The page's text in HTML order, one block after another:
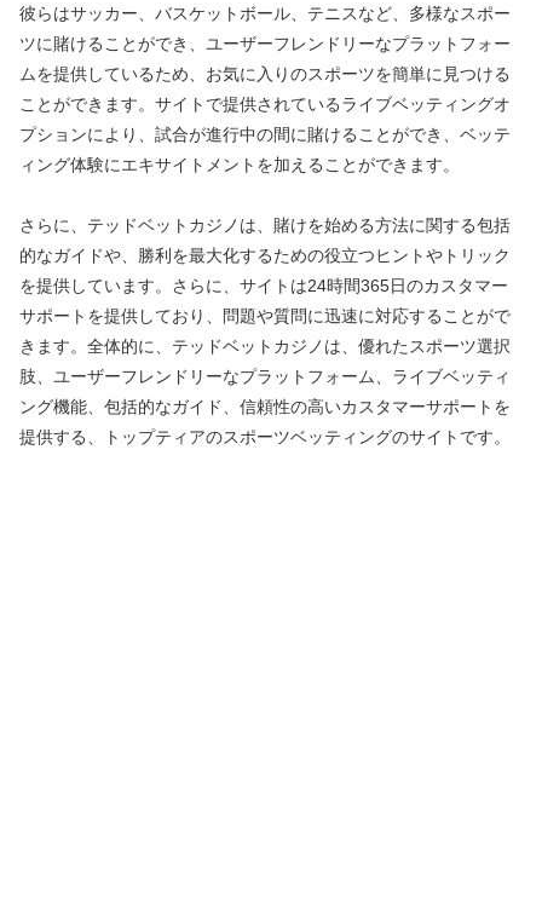
彼らはサッカー、バスケットボール、テニスなど、多様なスポー
ツに賭けることができ、ユーザーフレンドリーなプラットフォー
ムを提供しているため、お気に入りのスポーツを簡単に見つける
ことができます。サイトで提供されているライブベッティングオ
プションにより、試合が進行中の間に賭けることができ、ベッテ
ィング体験にエキサイトメントを加えることができます。
さらに、テッドベットカジノは、賭けを始める方法に関する包括
的なガイドや、勝利を最大化するための役立つヒントやトリック
を提供しています。さらに、サイトは24時間365日のカスタマー
サポートを提供しており、問題や質問に迅速に対応することがで
きます。全体的に、テッドベットカジノは、優れたスポーツ選択
肢、ユーザーフレンドリーなプラットフォーム、ライブベッティ
ング機能、包括的なガイド、信頼性の高いカスタマーサポートを
提供する、トップティアのスポーツベッティングのサイトです。